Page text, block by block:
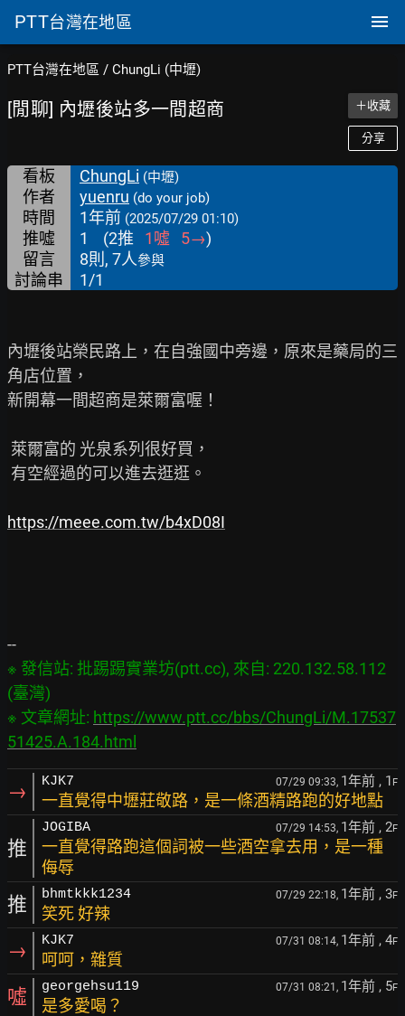
PTT台灣在地區
PTT台灣在地區 / ChungLi (中壢)
[閒聊] 內壢後站多一間超商 ＋收藏
分享
看板 ChungLi (中壢)
作者 yuenru (do your job)
時間 1年前 (2025/07/29 01:10)
推噓 1 (2推 1噓 5→)
留言
8則, 7人參與
討論串 1/1
內壢後站榮民路上，在自強國中旁邊，原來是藥局的三
角店位置，
新開幕一間超商是萊爾富喔！
https://meee.com.tw/b4xD08I
※ 發信站: 批踢踢實業坊(ptt.cc), 來自: 220.132.58.112
(臺灣)
※ 文章網址: https://www.ptt.cc/bbs/ChungLi/M.17537
51425.A.184.html
→ KJK7 07/29 09:33, 1年前 , 1 F
一直覺得中壢莊敬路，是一條酒精路跑的好地點
推
JOGIBA 07/29 14:53, 1年前 , 2F
一直覺得路跑這個詞被一些酒空拿去用，是一種
侮辱
推 bhmtkkk1234 07/29 22:18, 1年前 , 3F
笑死 好辣
→ KJK7 07/31 08:14, 1年前 , 4F
呵呵，雜質
噓 georgehsu119 07/31 08:21, 1年前 , 5F
是多愛喝？